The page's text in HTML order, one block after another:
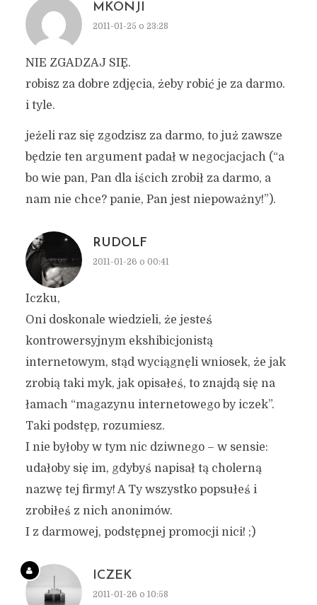
MKONJI
2011-01-25 o 23:28
NIE ZGADZAJ SIĘ.
robisz za dobre zdjęcia, żeby robić je za darmo.
i tyle.
jeżeli raz się zgodzisz za darmo, to już zawsze
będzie ten argument padał w negocjacjach (“a
bo wie pan, Pan dla iścich zrobił za darmo, a
nam nie chce? panie, Pan jest niepoważny!”).
RUDOLF
2011-01-26 o 00:41
Iczku,
Oni doskonale wiedzieli, że jesteś
kontrowersyjnym ekshibicjonistą
internetowym, stąd wyciągnęli wniosek, że jak
zrobią taki myk, jak opisałeś, to znajdą się na
łamach “magazynu internetowego by iczek”.
Taki podstęp, rozumiesz.
I nie byłoby w tym nic dziwnego – w sensie:
udałoby się im, gdybyś napisał tą cholerną
nazwę tej firmy! A Ty wszystko popsułeś i
zrobiłeś z nich anonimów.
I z darmowej, podstępnej promocji nici! ;)
ICZEK
2011-01-26 o 10:58